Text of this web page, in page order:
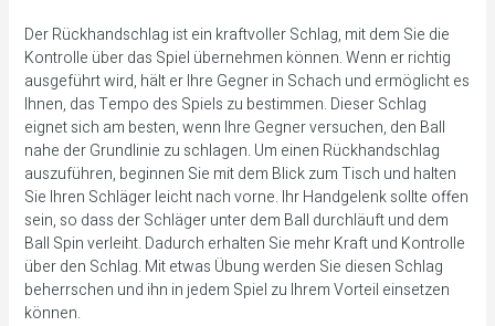
Der Rückhandschlag ist ein kraftvoller Schlag, mit dem Sie die
Kontrolle über das Spiel übernehmen können. Wenn er richtig
ausgeführt wird, hält er Ihre Gegner in Schach und ermöglicht es
Ihnen, das Tempo des Spiels zu bestimmen. Dieser Schlag
eignet sich am besten, wenn Ihre Gegner versuchen, den Ball
nahe der Grundlinie zu schlagen. Um einen Rückhandschlag
auszuführen, beginnen Sie mit dem Blick zum Tisch und halten
Sie Ihren Schläger leicht nach vorne. Ihr Handgelenk sollte offen
sein, so dass der Schläger unter dem Ball durchläuft und dem
Ball Spin verleiht. Dadurch erhalten Sie mehr Kraft und Kontrolle
über den Schlag. Mit etwas Übung werden Sie diesen Schlag
beherrschen und ihn in jedem Spiel zu Ihrem Vorteil einsetzen
können.